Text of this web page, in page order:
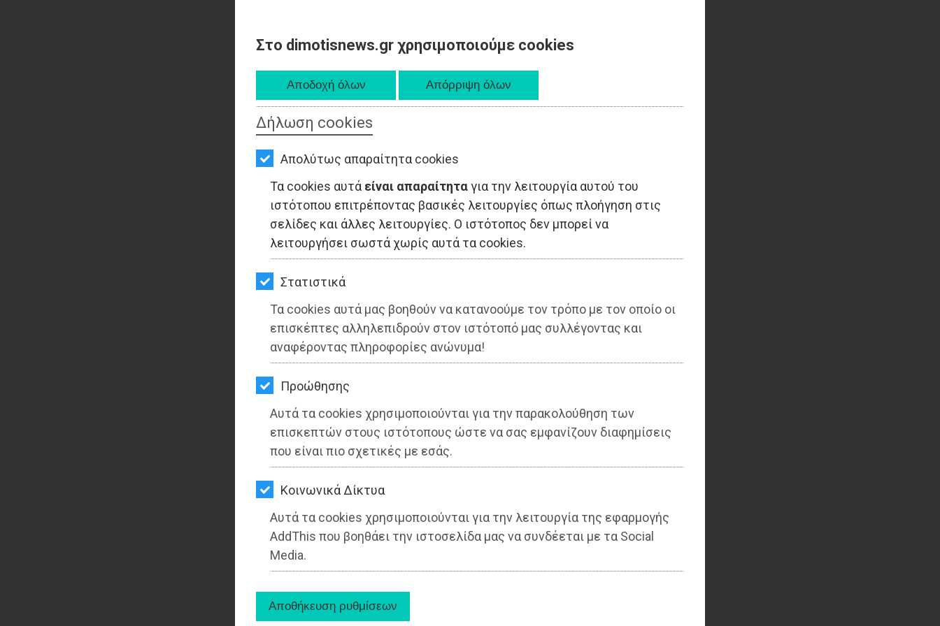
Στο dimotisnews.gr χρησιμοποιούμε cookies
Δήλωση cookies
Απολύτως απαραίτητα cookies
Τα cookies αυτά είναι απαραίτηταγια την λειτουργία αυτού του
ιστότοπου επιτρέποντας βασικές λειτουργίες όπως πλοήγηση στις
σελίδες και άλλες λειτουργίες. Ο ιστότοπος δεν μπορεί να
λειτουργήσει σωστά χωρίς αυτά τα cookies.
Στατιστικά
Τα cookies αυτά μας βοηθούν να κατανοούμε τον τρόπο με τον οποίο οι
επισκέπτες αλληλεπιδρούν στον ιστότοπό μας συλλέγοντας και
αναφέροντας πληροφορίες ανώνυμα!
Προώθησης
Αυτά τα cookies χρησιμοποιούνται για την παρακολούθηση των
επισκεπτών στους ιστότοπους ώστε να σας εμφανίζουν διαφημίσεις
που είναι πιο σχετικές με εσάς.
Kοινωνικά Δίκτυα
Αυτά τα cookies χρησιμοποιούνται για την λειτουργία της εφαρμογής
AddThis που βοηθάει την ιστοσελίδα μας να συνδέεται με τα Social
Media.